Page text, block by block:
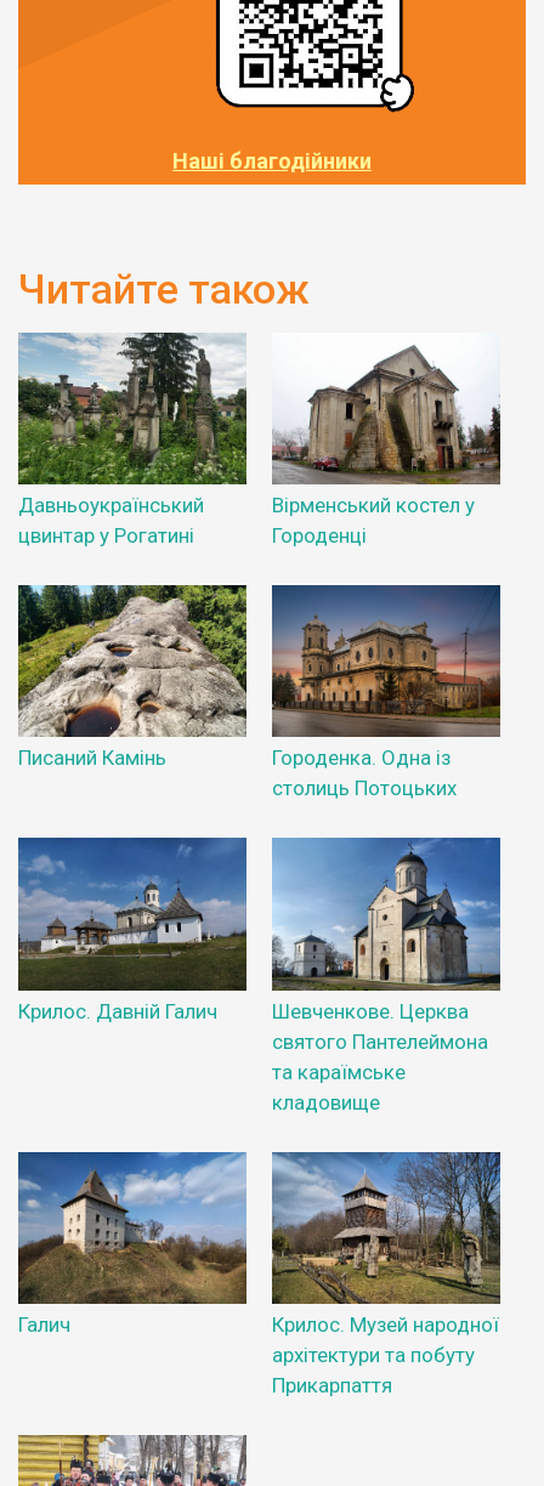
Наші благодійники
Читайте також
Давньоукраїнський
цвинтар у Рогатині
Вірменський костел у
Городенці
Писаний Камінь
Городенка. Одна із
столиць Потоцьких
Крилос. Давній Галич
Шевченкове. Церква
святого Пантелеймона
та караїмське
кладовище
Галич
Крилос. Музей народної
архітектури та побуту
Прикарпаття